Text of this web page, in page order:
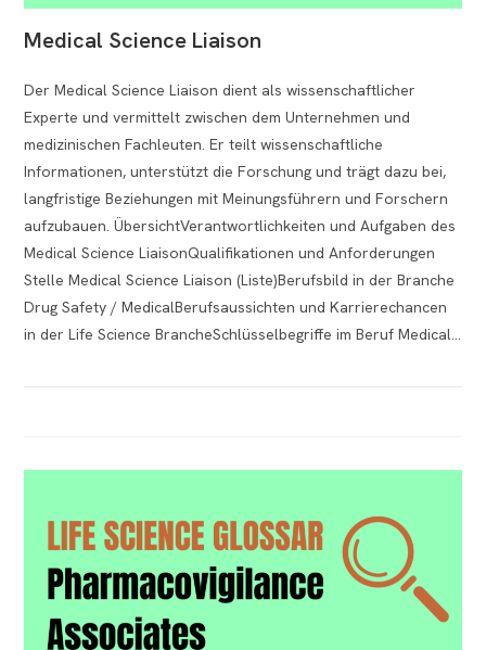
Medical Science Liaison
Der Medical Science Liaison dient als wissenschaftlicher
Experte und vermittelt zwischen dem Unternehmen und
medizinischen Fachleuten. Er teilt wissenschaftliche
Informationen, unterstützt die Forschung und trägt dazu bei,
langfristige Beziehungen mit Meinungsführern und Forschern
aufzubauen. ÜbersichtVerantwortlichkeiten und Aufgaben des
Medical Science LiaisonQualifikationen und Anforderungen
Stelle Medical Science Liaison (Liste)Berufsbild in der Branche
Drug Safety / MedicalBerufsaussichten und Karrierechancen
in der Life Science BrancheSchlüsselbegriffe im Beruf Medical…